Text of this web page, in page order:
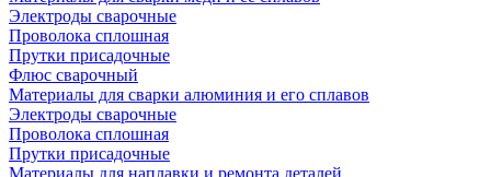
Электроды сварочные
Проволока сплошная
Прутки присадочные
Флюс сварочный
Материалы для сварки алюминия и его сплавов
Электроды сварочные
Проволока сплошная
Прутки присадочные
Материалы для наплавки и ремонта деталей